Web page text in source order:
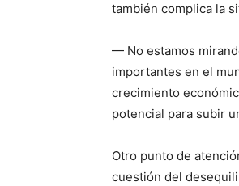
también complica la
— No estamos
importantes en el
crecimiento
potencial para subir
Otro punto de
cuestión del